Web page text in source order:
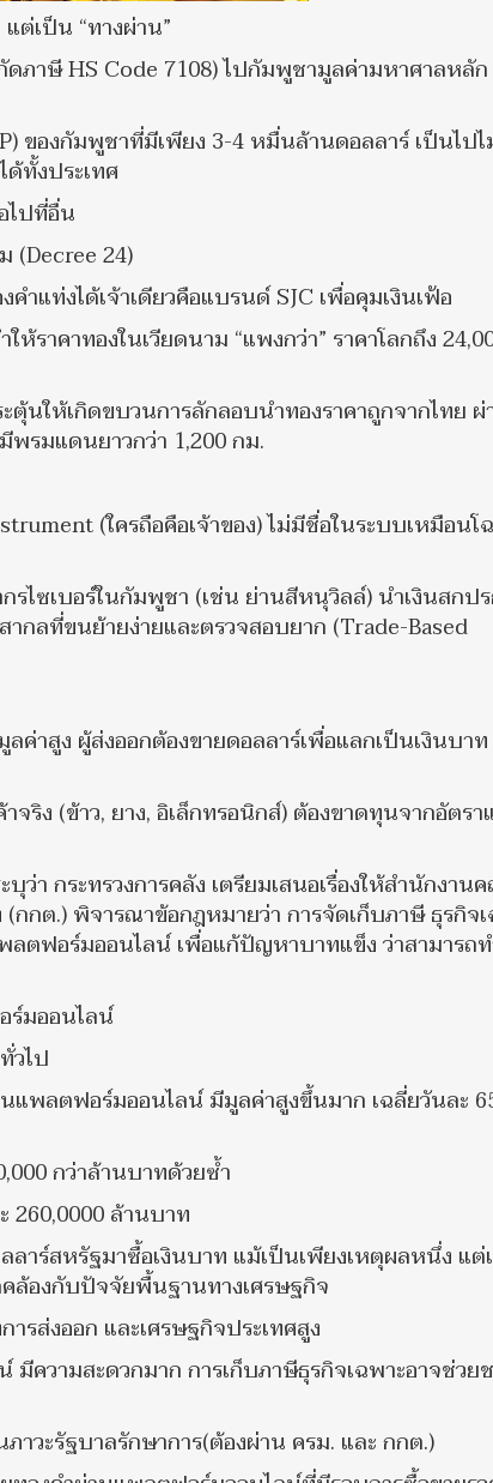
ต่เป็น “ทางผ่าน”
ภาษี HS Code 7108) ไปกัมพูชามูลค่ามหาศาลหลัก
ของกัมพูชาที่มีเพียง 3-4 หมื่นล้านดอลลาร์ เป็นไป
ด้ทั้งประเทศ
ไปที่อื่น
(Decree 24)
แท่งได้เจ้าเดียวคือแบรนด์ SJC เพื่อคุมเงินเฟ้อ
ราคาทองในเวียดนาม “แพงกว่า” ราคาโลกถึง
ตุ้นให้เกิดขบวนการลักลอบนำทองราคาถูกจากไทย
รมแดนยาวกว่า 1,200 กม.
(ใครถือคือเจ้าของ) ไม่มีชื่อในระบบเหมือนโ
ไซเบอร์ในกัมพูชา (เช่น ย่านสีหนุวิลล์) นำเงินสกป
กลที่ขนย้ายง่ายและตรวจสอบยาก (Trade-Based
ค่าสูง ผู้ส่งออกต้องขายดอลลาร์เพื่อแลกเป็นเงินบาท
ริง (ข้าว, ยาง, อิเล็กทรอนิกส์) ต้องขาดทุนจากอัตรา
ว่า กระทรวงการคลัง เตรียมเสนอเรื่องให้สำนักงาน
กกต.) พิจารณาข้อกฎหมายว่า การจัดเก็บภาษี ธุรกิจ
ลตฟอร์มออนไลน์ เพื่อแก้ปัญหาบาทแข็ง ว่าสามารถ
ร์มออนไลน์
วไป
พลตฟอร์มออนไลน์ มีมูลค่าสูงขึ้นมาก เฉลี่ยวันละ
กว่าล้านบาทด้วยซ้ำ
260,0000 ล้านบาท
ลลาร์สหรัฐมาซื้อเงินบาท แม้เป็นเพียงเหตุผลหนึ่ง แ
ล้องกับปัจจัยพื้นฐานทางเศรษฐกิจ
รส่งออก และเศรษฐกิจประเทศสูง
มีความสะดวกมาก การเก็บภาษีธุรกิจเฉพาะอาจช่วย
าวะรัฐบาลรักษาการ(ต้องผ่าน ครม. และ กกต.)